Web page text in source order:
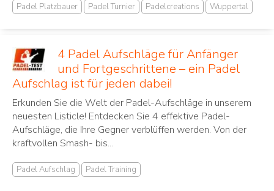
Padel Platzbauer Padel Turnier Padelcreations Wuppertal
4 Padel Aufschläge für Anfänger
und Fortgeschrittene – ein Padel
Aufschlag ist für jeden dabei!
Erkunden Sie die Welt der Padel-Aufschläge in unserem
neuesten Listicle! Entdecken Sie 4 effektive Padel-
Aufschläge, die Ihre Gegner verblüffen werden. Von der
kraftvollen Smash- bis...
Padel Aufschlag Padel Training